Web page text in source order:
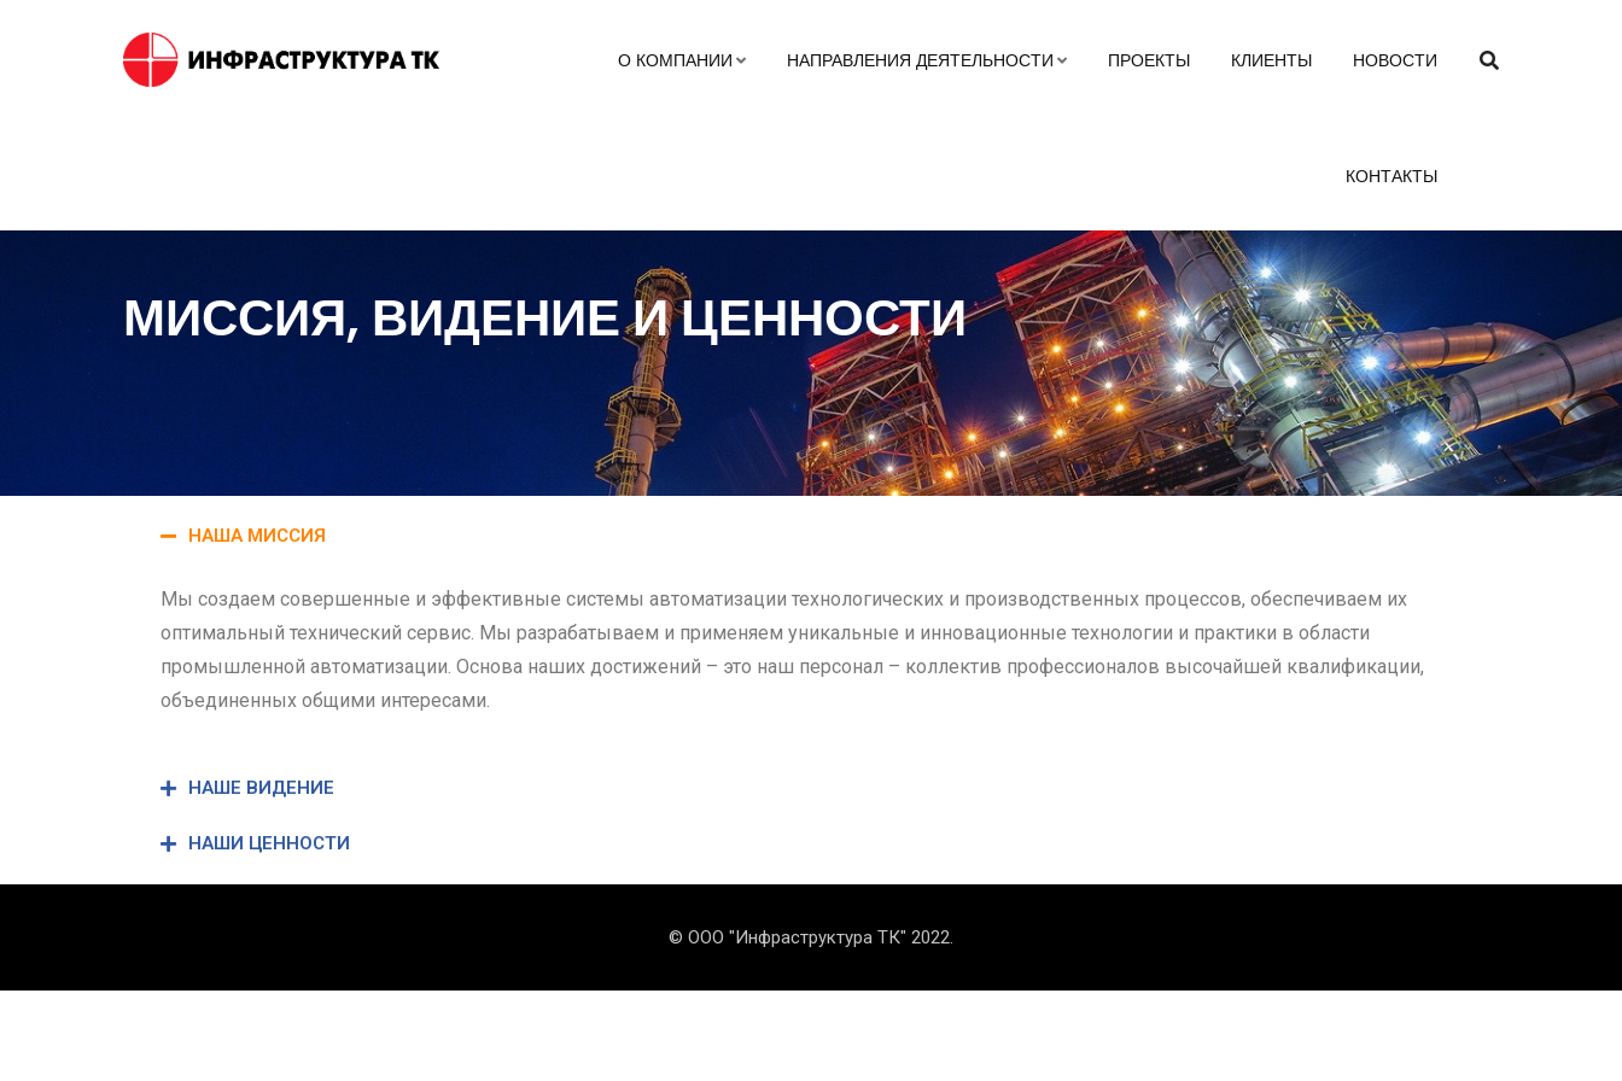
О КОМПАНИИ НАПРАВЛЕНИЯ ДЕЯТЕЛЬНОСТИ ПРОЕКТЫ КЛИЕНТЫ НОВОСТИ
КОНТАКТЫ
МИССИЯ, ВИДЕНИЕ И ЦЕННОСТИ
НАША МИССИЯ
Мы создаем совершенные и эффективные системы автоматизации технологических и производственных процессов, обеспечиваем их
оптимальный технический cервис. Мы разрабатываем и применяем уникальные и инновационные технологии и практики в области
промышленной автоматизации. Основа наших достижений – это наш персонал – коллектив профессионалов высочайшей квалификации,
объединенных общими интересами.
НАШЕ ВИДЕНИЕ
НАШИ ЦЕННОСТИ
© ООО "Инфраструктура ТК" 2022.